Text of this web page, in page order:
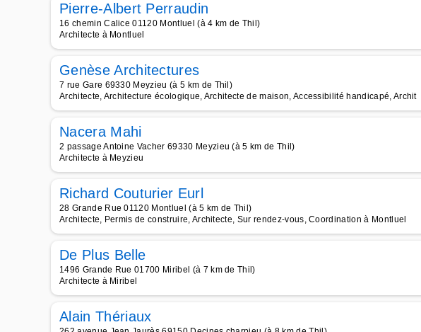
Pierre-Albert Perraudin
16 chemin Calice 01120 Montluel (à 4 km de Thil)
Architecte à Montluel
Genèse Architectures
7 rue Gare 69330 Meyzieu (à 5 km de Thil)
Architecte, Architecture écologique, Architecte de maison, Accessibilité handicapé, Archit
Nacera Mahi
2 passage Antoine Vacher 69330 Meyzieu (à 5 km de Thil)
Architecte à Meyzieu
Richard Couturier Eurl
28 Grande Rue 01120 Montluel (à 5 km de Thil)
Architecte, Permis de construire, Architecte, Sur rendez-vous, Coordination à Montluel
De Plus Belle
1496 Grande Rue 01700 Miribel (à 7 km de Thil)
Architecte à Miribel
Alain Thériaux